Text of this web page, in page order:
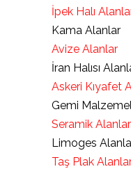
İpek Halı
Kama Alanlar
Avize Alanlar
İran Halısı
Askeri Kıyafet
Gemi
Seramik Alanlar
Limoges
Taş Plak